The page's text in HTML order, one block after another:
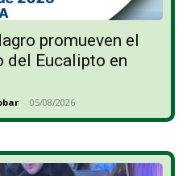
promueven el
del Eucalipto en
- 05/08/2026